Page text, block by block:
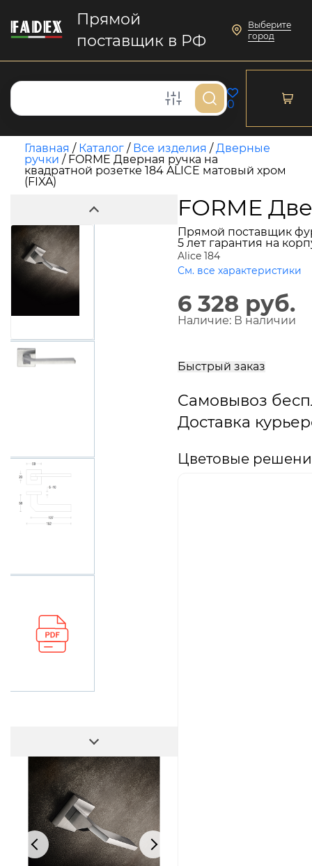
Прямой
поставщик в РФ
Выберите
город
0
Главная / Каталог / Все изделия /Дверные
ручки / FORME Дверная ручка на
квадратной розетке 184 ALICE матовый хром
(FIXA)
FORME
Прямой поставщик
5 лет гарантия на
Alice 184
См. все характеристики
6 328 руб.
Наличие: В наличии
Быстрый заказ
Самовывоз
Доставка
Цветовые